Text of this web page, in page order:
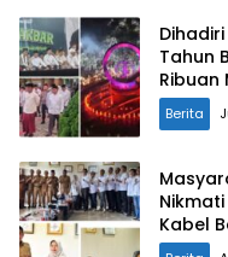
Tahun
Ribuan
Berita
Kabel